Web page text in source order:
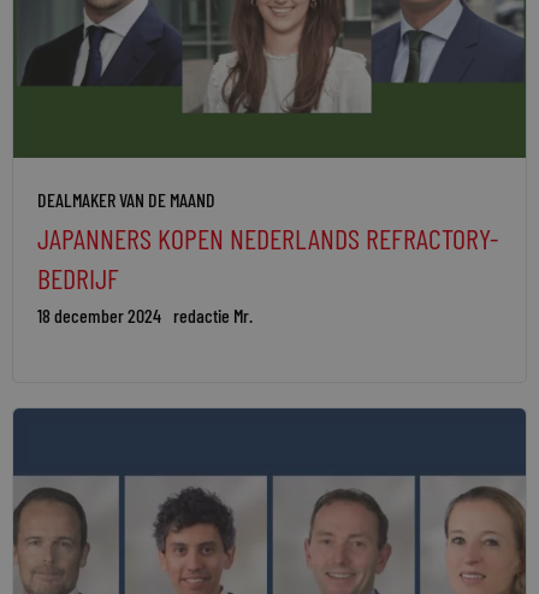
DEALMAKER VAN DE MAAND
JAPANNERS KOPEN NEDERLANDS REFRACTORY-
BEDRIJF
18 december 2024 redactie Mr.